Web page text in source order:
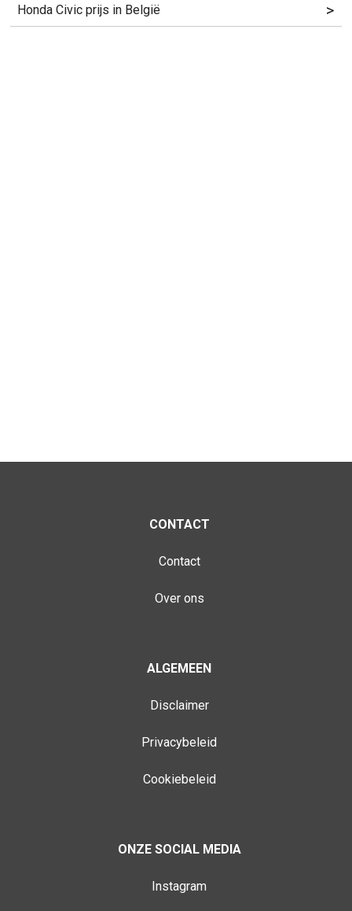
Honda Civic prijs in België >
CONTACT
Contact
Over ons
ALGEMEEN
Disclaimer
Privacybeleid
Cookiebeleid
ONZE SOCIAL MEDIA
Instagram